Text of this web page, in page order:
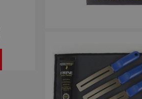
110,00 zł
DO KOSZYKA